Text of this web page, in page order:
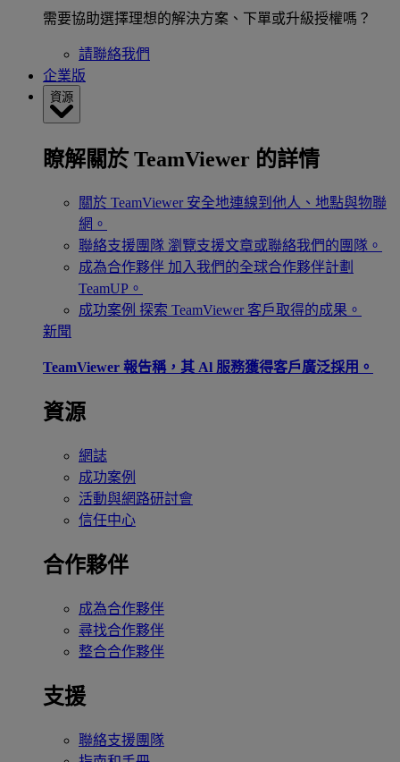
需要協助選擇理想的解決方案、下單或升級授權嗎？
請聯絡我們
企業版
資源
瞭解關於 TeamViewer 的詳情
關於 TeamViewer 安全地連線到他人、地點與物聯
網。
聯絡支援團隊 瀏覽支援文章或聯絡我們的團隊。
成為合作夥伴 加入我們的全球合作夥伴計劃
TeamUP。
成功案例 探索 TeamViewer 客戶取得的成果。
新聞
TeamViewer 報告稱，其 Al 服務獲得客戶廣泛採用。
資源
網誌
成功案例
活動與網路研討會
信任中心
合作夥伴
成為合作夥伴
尋找合作夥伴
整合合作夥伴
支援
聯絡支援團隊